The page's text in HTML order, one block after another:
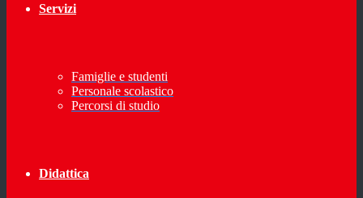
Servizi
Famiglie e studenti
Personale scolastico
Percorsi di studio
Didattica